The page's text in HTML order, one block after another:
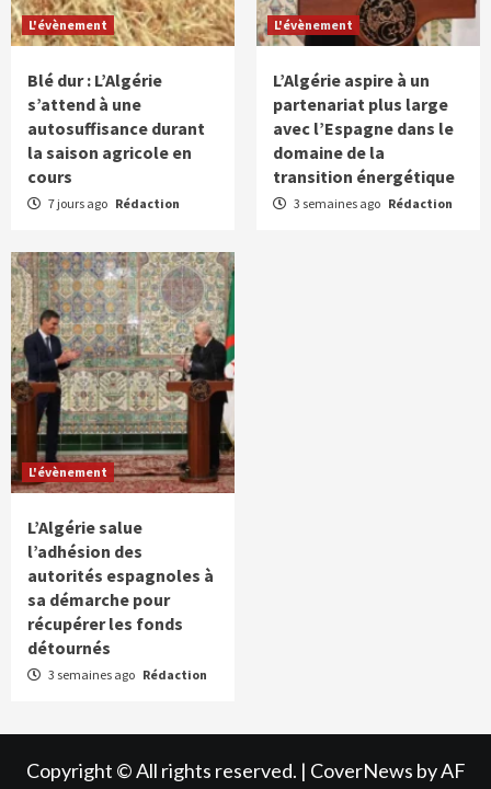
L'évènement
Blé dur : L’Algérie
s’attend à une
autosuffisance durant
la saison agricole en
cours
7 jours ago Rédaction
L'évènement
L’Algérie aspire à un
partenariat plus large
avec l’Espagne dans le
domaine de la
transition énergétique
3 semaines ago Rédaction
L'évènement
L’Algérie salue
l’adhésion des
autorités espagnoles à
sa démarche pour
récupérer les fonds
détournés
3 semaines ago Rédaction
Copyright © All rights reserved. | CoverNews by AF